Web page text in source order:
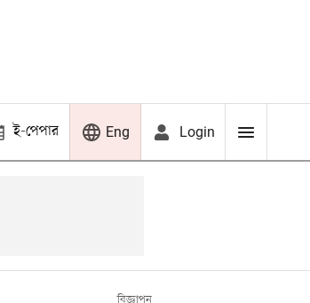
ই-পেপার Eng Login